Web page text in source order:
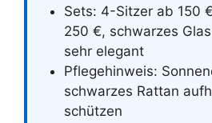
Sets: 4-Sitzer ab 150
250 €, schwarzes
sehr elegant
Pflegehinweis:
schwarzes Rattan
schützen